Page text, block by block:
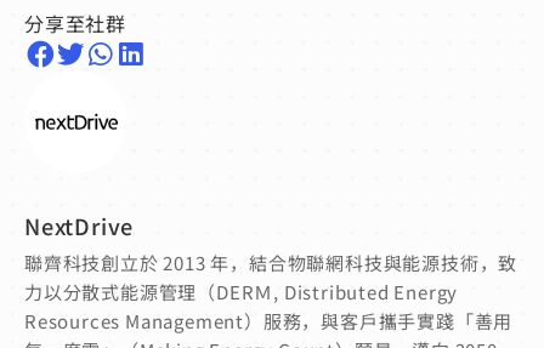
分享至社群
NextDrive
聯齊科技創立於 2013 年，結合物聯網科技與能源技術，致
力以分散式能源管理（DERＭ, Distributed Energy
Resources Management）服務，與客戶攜手實踐「善用